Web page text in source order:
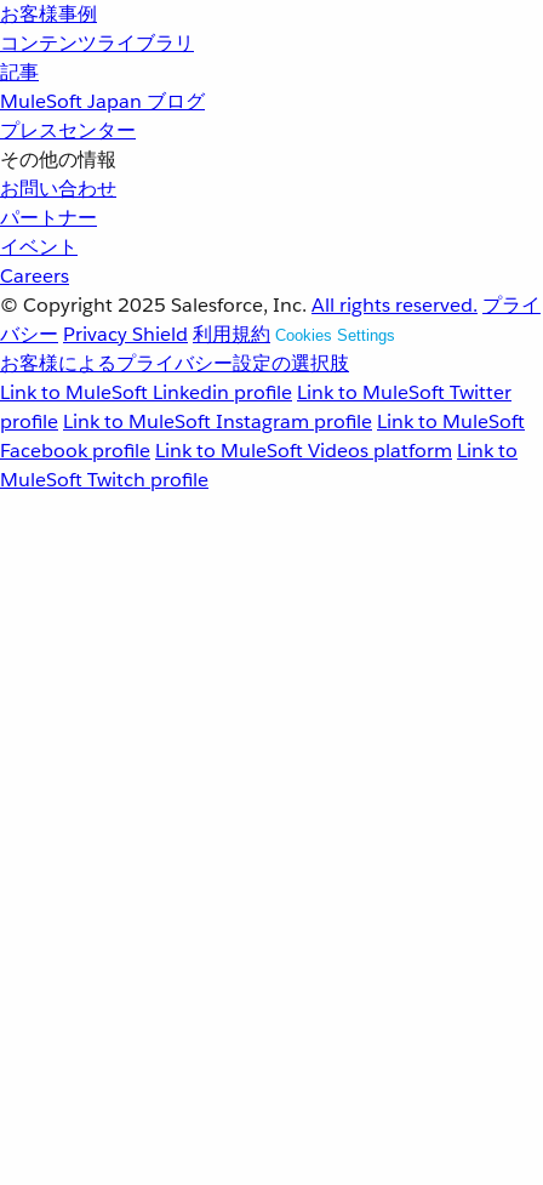
お客様事例
コンテンツライブラリ
記事
MuleSoft Japan ブログ
プレスセンター
その他の情報
お問い合わせ
パートナー
イベント
Careers
© Copyright 2025 Salesforce, Inc. All rights reserved. プライ
バシー Privacy Shield 利用規約 Cookies Settings
お客様によるプライバシー設定の選択肢
Link to MuleSoft Linkedin profile Link to MuleSoft Twitter
profile Link to MuleSoft Instagram profile Link to MuleSoft
Facebook profile Link to MuleSoft Videos platform Link to
MuleSoft Twitch profile